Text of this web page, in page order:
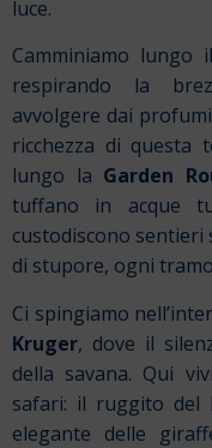
luce.
Camminiamo lungo il
respirando la
avvolgere dai
ricchezza di questa
lungo la Garden
tuffano in acque
custodiscono sentieri
di stupore, ogni
Ci spingiamo
Kruger, dove il
della savana. Qui
safari: il ruggito del
elegante delle